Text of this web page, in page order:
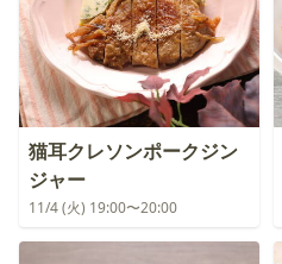
猫耳クレソンポークジン
ジャー
11/4 (火) 19:00〜20:00